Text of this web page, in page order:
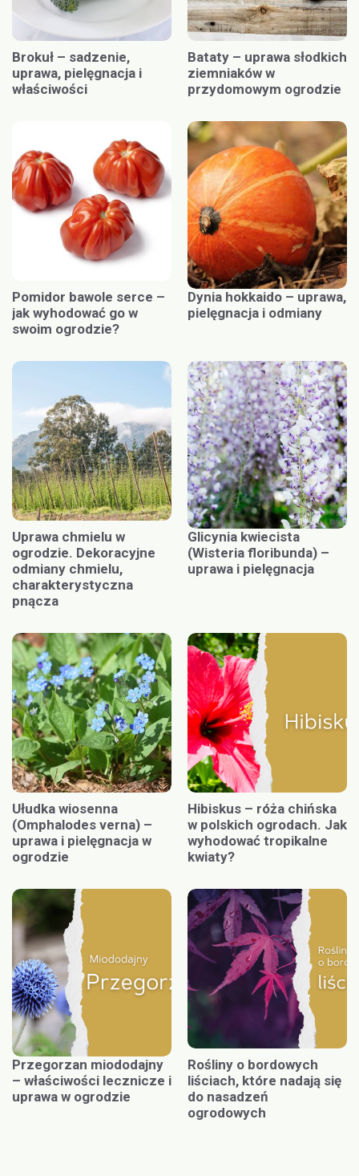
Brokuł – sadzenie,
uprawa, pielęgnacja i
właściwości
Bataty – uprawa słodkich
ziemniaków w
przydomowym ogrodzie
Pomidor bawole serce –
jak wyhodować go w
swoim ogrodzie?
Dynia hokkaido – uprawa,
pielęgnacja i odmiany
Uprawa chmielu w
ogrodzie. Dekoracyjne
odmiany chmielu,
charakterystyczna
pnącza
Glicynia kwiecista
(Wisteria floribunda) –
uprawa i pielęgnacja
Ułudka wiosenna
(Omphalodes verna) –
uprawa i pielęgnacja w
ogrodzie
Hibiskus – róża chińska
w polskich ogrodach. Jak
wyhodować tropikalne
kwiaty?
Przegorzan miododajny
– właściwości lecznicze i
uprawa w ogrodzie
Rośliny o bordowych
liściach, które nadają się
do nasadzeń
ogrodowych